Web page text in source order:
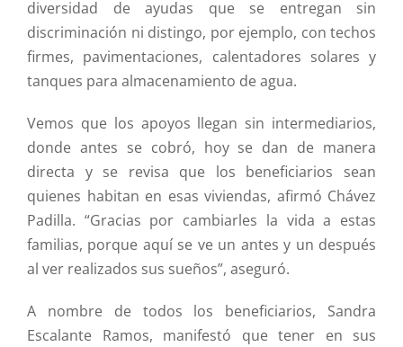
diversidad de ayudas que se entregan sin
discriminación ni distingo, por ejemplo, con techos
firmes, pavimentaciones, calentadores solares y
tanques para almacenamiento de agua.
Vemos que los apoyos llegan sin intermediarios,
donde antes se cobró, hoy se dan de manera
directa y se revisa que los beneficiarios sean
quienes habitan en esas viviendas, afirmó Chávez
Padilla. “Gracias por cambiarles la vida a estas
familias, porque aquí se ve un antes y un después
al ver realizados sus sueños”, aseguró.
A nombre de todos los beneficiarios, Sandra
Escalante Ramos, manifestó que tener en sus